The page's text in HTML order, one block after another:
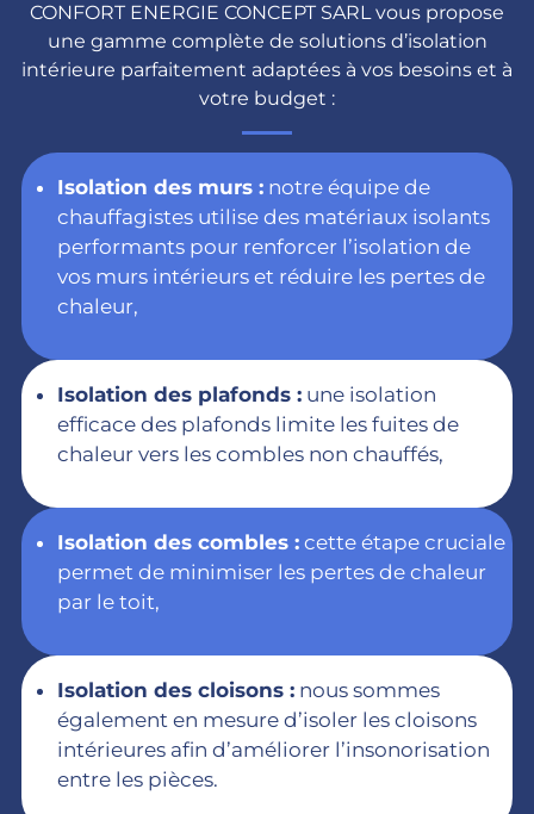
CONFORT ENERGIE CONCEPT SARL vous propose
une gamme complète de solutions d’isolation
intérieure parfaitement adaptées à vos besoins et à
votre budget :
Isolation des murs : notre équipe de
chauffagistes utilise des matériaux isolants
performants pour renforcer l’isolation de
vos murs intérieurs et réduire les pertes de
chaleur,
Isolation des plafonds : une isolation
efficace des plafonds limite les fuites de
chaleur vers les combles non chauffés,
Isolation des combles : cette étape cruciale
permet de minimiser les pertes de chaleur
par le toit,
Isolation des cloisons : nous sommes
également en mesure d’isoler les cloisons
intérieures afin d’améliorer l’insonorisation
entre les pièces.